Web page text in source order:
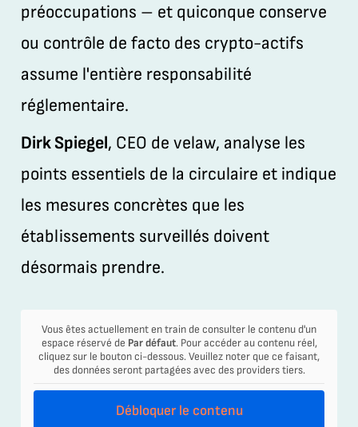
préoccupations – et quiconque conserve
ou contrôle de facto des crypto-actifs
assume l'entière responsabilité
réglementaire.
Dirk Spiegel, CEO de velaw, analyse les
points essentiels de la circulaire et indique
les mesures concrètes que les
établissements surveillés doivent
désormais prendre.
Vous êtes actuellement en train de consulter le contenu d'un
espace réservé de Par défaut. Pour accéder au contenu réel,
cliquez sur le bouton ci-dessous. Veuillez noter que ce faisant,
des données seront partagées avec des providers tiers.
Débloquer le contenu